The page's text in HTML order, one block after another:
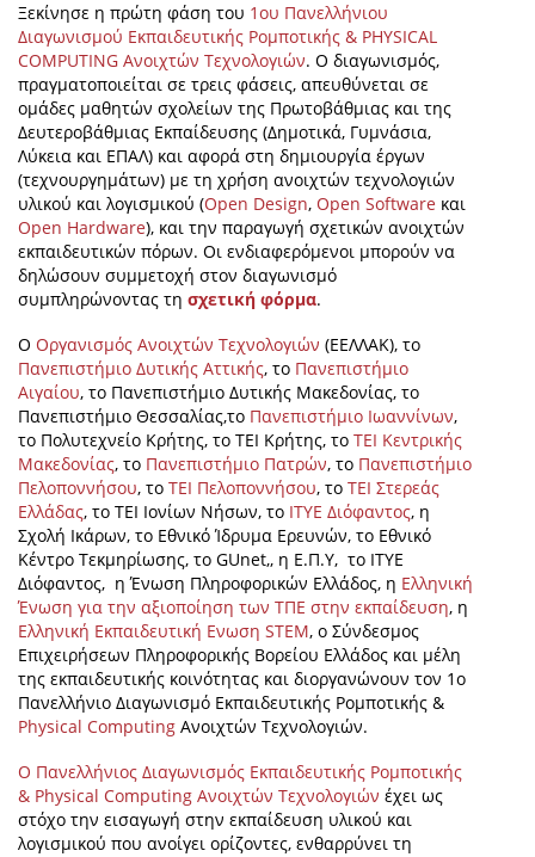
Ξεκίνησε η πρώτη φάση του 1ου Πανελλήνιου
Διαγωνισμού Εκπαιδευτικής Ρομποτικής & PHYSICAL
COMPUTING Ανοιχτών Τεχνολογιών. Ο διαγωνισμός,
πραγματοποιείται σε τρεις φάσεις, απευθύνεται σε
ομάδες μαθητών σχολείων της Πρωτοβάθμιας και της
Δευτεροβάθμιας Εκπαίδευσης (Δημοτικά, Γυμνάσια,
Λύκεια και ΕΠΑΛ) και αφορά στη δημιουργία έργων
(τεχνουργημάτων) με τη χρήση ανοιχτών τεχνολογιών
υλικού και λογισμικού (Open Design, Open Software και
Open Hardware), και την παραγωγή σχετικών ανοιχτών
εκπαιδευτικών πόρων. Οι ενδιαφερόμενοι μπορούν να
δηλώσουν συμμετοχή στον διαγωνισμό
συμπληρώνοντας τη σχετική φόρμα.
Ο Οργανισμός Ανοιχτών Τεχνολογιών (ΕΕΛΛΑΚ), το
Πανεπιστήμιο Δυτικής Αττικής, το Πανεπιστήμιο
Αιγαίου, το Πανεπιστήμιο Δυτικής Μακεδονίας, το
Πανεπιστήμιο Θεσσαλίας,το Πανεπιστήμιο Ιωαννίνων,
το Πολυτεχνείο Κρήτης, το ΤΕΙ Κρήτης, το ΤΕΙ Κεντρικής
Μακεδονίας, το Πανεπιστήμιο Πατρών, το Πανεπιστήμιο
Πελοποννήσου, το ΤΕΙ Πελοποννήσου, το ΤΕΙ Στερεάς
Ελλάδας, το ΤΕΙ Ιονίων Νήσων, το ΙΤΥΕ Διόφαντος, η
Σχολή Ικάρων, το Εθνικό Ίδρυμα Ερευνών, το Εθνικό
Κέντρο Τεκμηρίωσης, το GUnet,, η Ε.Π.Υ, το ΙΤΥΕ
Διόφαντος, η Ένωση Πληροφορικών Ελλάδος, η Ελληνική
Ένωση για την αξιοποίηση των ΤΠΕ στην εκπαίδευση, η
Ελληνική Εκπαιδευτική Ενωση STEM, o Σύνδεσμος
Επιχειρήσεων Πληροφορικής Βορείου Ελλάδος και μέλη
της εκπαιδευτικής κοινότητας και διοργανώνουν τον 1ο
Πανελλήνιο Διαγωνισμό Εκπαιδευτικής Ρομποτικής &
Physical Computing Ανοιχτών Τεχνολογιών.
Ο Πανελλήνιος Διαγωνισμός Εκπαιδευτικής Ρομποτικής
& Physical Computing Ανοιχτών Τεχνολογιών έχει ως
στόχο την εισαγωγή στην εκπαίδευση υλικού και
λογισμικού που ανοίγει ορίζοντες, ενθαρρύνει τη